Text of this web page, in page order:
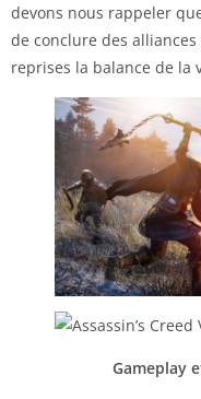
devons nous rappeler
de conclure des
reprises la balance de la
Gameplay